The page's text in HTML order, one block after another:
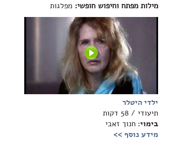
מילות מפתח וחיפוש חופשי: מפלגות
ילדי היטלר
תיעודי / 58 דקות
בימוי: חנוך זאבי
מידע נוסף >>